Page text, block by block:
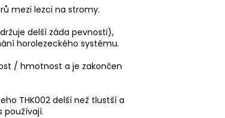
mezi lezci na stromy.
delší záda pevnosti),
horolezeckého systému.
/ hmotnost a je zakončen
THK002 delší než tlustší a
používají.